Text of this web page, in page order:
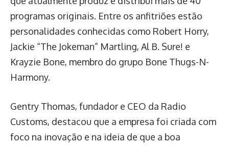
programas originais. Entre os anfitriões estão
personalidades conhecidas como Robert Horry,
Jackie “The Jokeman” Martling, Al B. Sure! e
Krayzie Bone, membro do grupo Bone Thugs-N-
Harmony.
Gentry Thomas, fundador e CEO da Radio
Customs, destacou que a empresa foi criada com
foco na inovação e na ideia de que a boa